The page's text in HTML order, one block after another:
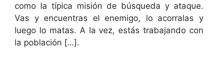
como la típica misión de búsqueda y ataque.
Vas y encuentras el enemigo, lo acorralas y
luego lo matas. A la vez, estás trabajando con
la población […].